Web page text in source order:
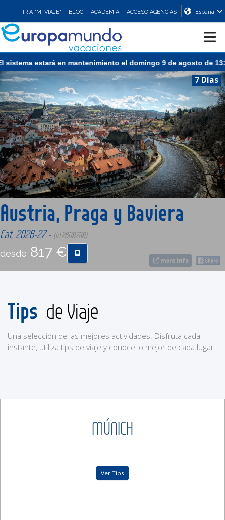
IR A "MI VIAJE" BLOG ACADEMIA ACCESO AGENCIAS España
CRUCEROS
EUROPA
ASIA
ORIENTE
PROMOCIONES
COMPRAR
estará en mantenimiento el domingo 9 de agosto de 13:00
7 Días
more info
Austria, Praga y Baviera
Cat. 2026-27 - (id:2608788)
desde 817 €
Tips de Viaje
Una selección de las mejores actividades. Disfruta cada
instante, utiliza tips de viaje y conoce lo mejor de cada lugar.
MÚNICH
Ver Tips